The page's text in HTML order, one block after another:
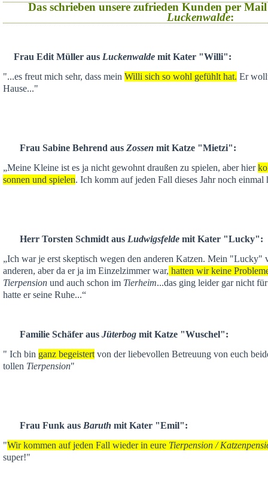
Das schrieben unsere zufrieden Kunden per
Luckenwalde:
Frau Edit Müller aus Luckenwalde mit Kater "Willi":
"...es freut mich sehr, dass mein Willi sich so wohl gefühlt hat. Er
Hause..."
Frau Sabine Behrend aus Zossen mit Katze "Mietzi":
„Meine Kleine ist es ja nicht gewohnt draußen zu spielen, aber hier
sonnen und spielen. Ich komm auf jeden Fall dieses Jahr noch einmal
Herr Torsten Schmidt aus Ludwigsfelde mit Kater "Lucky":
„Ich war je erst skeptisch wegen den anderen Katzen. Mein "Lucky"
anderen, aber da er ja im Einzelzimmer war, hatten wir keine
Tierpension und auch schon im Tierheim...das ging leider gar nicht
hatte er seine Ruhe...“
Familie Schäfer aus Jüterbog mit Katze "Wuschel":
" Ich bin ganz begeistert von der liebevollen Betreuung von euch
tollen Tierpension"
Frau Funk aus Baruth mit Kater "Emil":
"Wir kommen auf jeden Fall wieder in eure Tierpension /
super!"